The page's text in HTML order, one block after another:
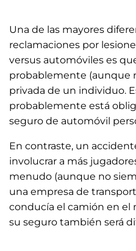
Una de las mayores
reclamaciones por
versus automóviles es
probablemente (aunque
privada de un individuo.
probablemente está
seguro de automóvil
En contraste, un
involucrar a más
menudo (aunque no
una empresa de
conducía el camión en
su seguro también será